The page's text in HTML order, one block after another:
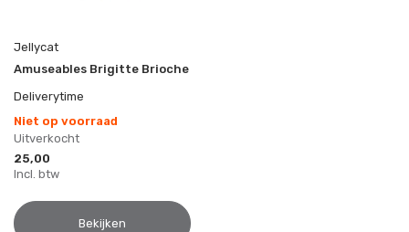
Jellycat
Amuseables Brigitte Brioche
Deliverytime
Niet op voorraad
Uitverkocht
25,00
Incl. btw
Bekijken